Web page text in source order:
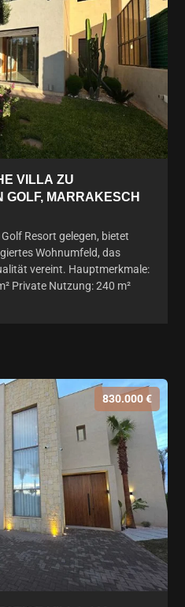
VILLA ZU V
MARRAKESCH
Resort gelegen, bietet
Wohnumfeld, das
vereint. Hauptmerkmale:
Private Nutzung: 240 m²
830.000 €